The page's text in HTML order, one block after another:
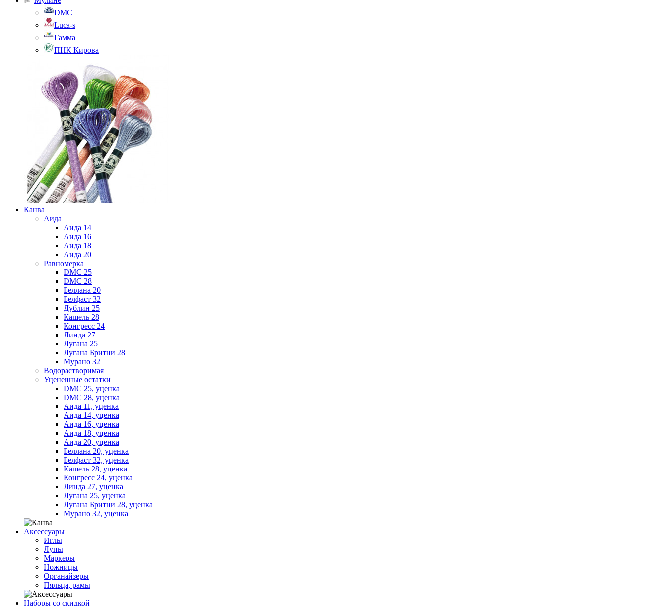
DMC
Luca-s
Гамма
ПНК Кирова
Канва
Аида
Аида 14
Аида 16
Аида 18
Аида 20
Равномерка
DMC 25
DMC 28
Беллана 20
Белфаст 32
Дублин 25
Кашель 28
Конгресс 24
Линда 27
Лугана 25
Лугана Бритни 28
Мурано 32
Водорастворимая
Уцененные остатки
DMC 25, уценка
DMC 28, уценка
Аида 11, уценка
Аида 14, уценка
Аида 16, уценка
Аида 18, уценка
Аида 20, уценка
Беллана 20, уценка
Белфаст 32, уценка
Кашель 28, уценка
Конгресс 24, уценка
Линда 27, уценка
Лугана 25, уценка
Лугана Бритни 28, уценка
Мурано 32, уценка
Аксессуары
Иглы
Лупы
Маркеры
Ножницы
Органайзеры
Пяльца, рамы
Наборы со скидкой